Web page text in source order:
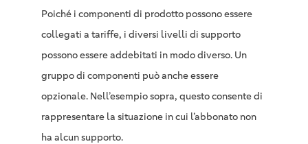
Poiché i componenti di prodotto possono essere
collegati a tariffe, i diversi livelli di supporto
possono essere addebitati in modo diverso. Un
gruppo di componenti può anche essere
opzionale. Nell’esempio sopra, questo consente di
rappresentare la situazione in cui l’abbonato non
ha alcun supporto.